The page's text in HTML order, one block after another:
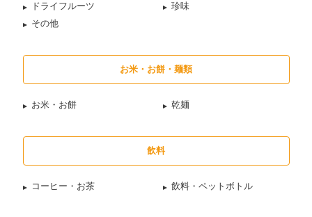
ドライフルーツ
珍味
その他
お米・お餅・麺類
お米・お餅 乾麺
飲料
コーヒー・お茶 飲料・ペットボトル